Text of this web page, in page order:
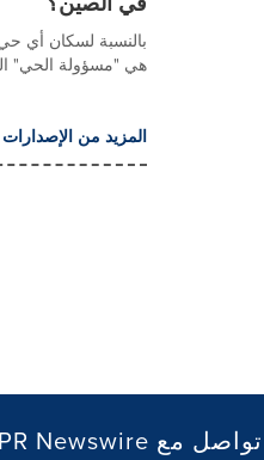
هي "مسؤولة الحي"
المزيد من
PR Newswire تواصل مع